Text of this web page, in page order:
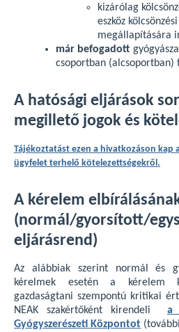
kizárólag
eszköz
megállapítására
már befogadott
csoportban
A hatósági eljárások
megillető jogok és
Tájékoztatást ezen a hivatkozáson kap
ügyfelet terhelő kötelezettségekről.
A kérelem
(normál/gyorsított/
eljárásrend)
Az alábbiak szerint normál és
kérelmek esetén a kérelem
gazdaságtani szempontú kritikai
NEAK szakértőként kirendeli a
Gyógyszerészeti Központot